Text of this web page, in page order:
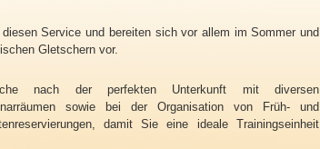
Service und bereiten sich vor allem im Sommer und
Gletschern vor.
nach der perfekten Unterkunft mit diversen
sowie bei der Organisation von Früh- und
damit Sie eine ideale Trainingseinheit